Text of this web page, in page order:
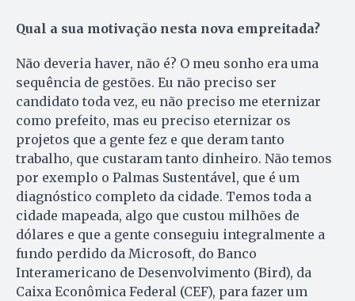
Qual a sua motivação nesta nova empreitada?
Não deveria haver, não é? O meu sonho era uma
sequência de gestões. Eu não preciso ser
candidato toda vez, eu não preciso me eternizar
como prefeito, mas eu preciso eternizar os
projetos que a gente fez e que deram tanto
trabalho, que custaram tanto dinheiro. Não temos
por exemplo o Palmas Sustentável, que é um
diagnóstico completo da cidade. Temos toda a
cidade mapeada, algo que custou milhões de
dólares e que a gente conseguiu integralmente a
fundo perdido da Microsoft, do Banco
Interamericano de Desenvolvimento (Bird), da
Caixa Econômica Federal (CEF), para fazer um